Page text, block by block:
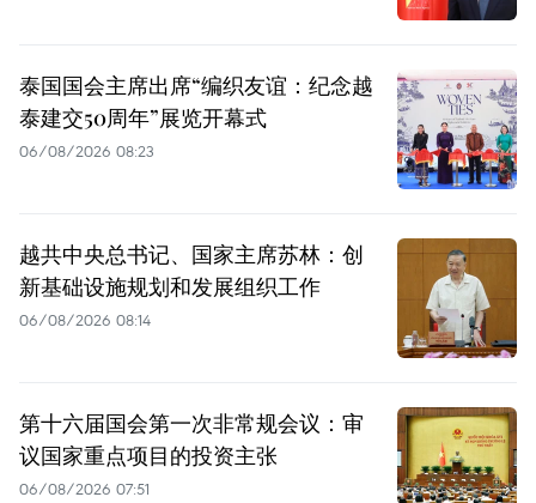
泰国国会主席出席“编织友谊：纪念越
泰建交50周年”展览开幕式
06/08/2026 08:23
越共中央总书记、国家主席苏林：创
新基础设施规划和发展组织工作
06/08/2026 08:14
第十六届国会第一次非常规会议：审
议国家重点项目的投资主张
06/08/2026 07:51